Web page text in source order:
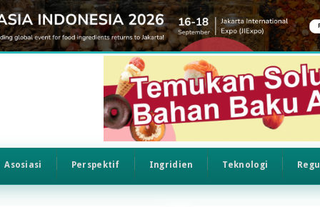
Asosiasi Perspektif Ingridien Teknologi